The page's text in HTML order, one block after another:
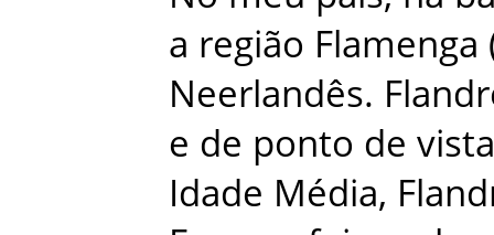
a região Flamenga
Neerlandês.
e de ponto de vista
Idade Média,